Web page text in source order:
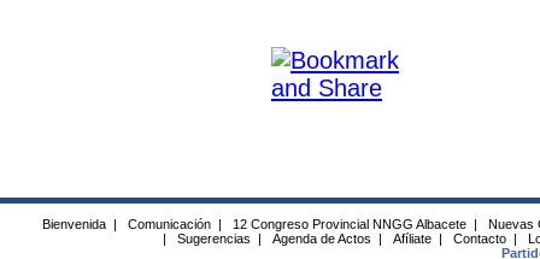
Bienvenida | Comunicación | 12 Congreso Provincial NNGG Albacete |
Nuevas
|
Sugerencias | Agenda de Actos | Afíliate | Contacto |